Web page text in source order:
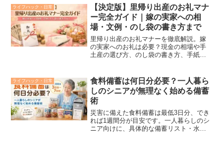
活用術まで網羅。プライバシーを守り、
気まずさを回避するための最新ガイドで
す。
ライフハック・日常
【決定版】里帰り出産のお礼マナ
ー完全ガイド｜嫁の実家への相
場・文例・のし袋の書き方まで
里帰り出産のお礼マナーを徹底解説。嫁
の実家へのお礼は必要？現金の相場や手
土産の選び方、のし袋の書き方、手紙・
がこの記事で分かります。
ライフハック・日常
食料備蓄は何日分必要？一人暮ら
しのシニアが無理なく始める備蓄
術
災害に備えた食料備蓄は最低3日分、でき
れば1週間分が目安です。一人暮らしのシ
ニア向けに、具体的な備蓄リスト・水の